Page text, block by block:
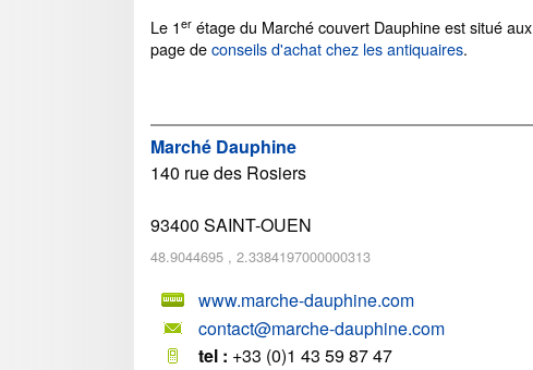
Le 1 er étage du Marché couvert Dauphine est situé aux
page deconseils d'achat chez les antiquaires.
Marché Dauphine
140 rue des Rosiers
93400 SAINT-OUEN
48.9044695 , 2.3384197000000313
www.marche-dauphine.com
contact@marche-dauphine.com
tel : +33 (0)1 43 59 87 47